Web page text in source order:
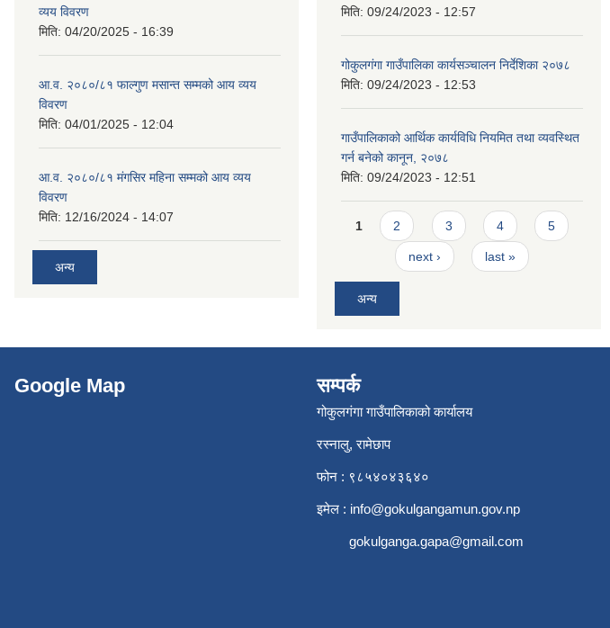
व्यय विवरण
मिति: 04/20/2025 - 16:39
आ.व. २०८०/८१ फाल्गुण मसान्त सम्मको आय व्यय
विवरण
मिति: 04/01/2025 - 12:04
आ.व. २०८०/८१ मंगसिर महिना सम्मको आय व्यय
विवरण
मिति: 12/16/2024 - 14:07
अन्य
मिति: 09/24/2023 - 12:57
गोकुलगंगा गाउँपालिका कार्यसञ्चालन निर्देशिका २०७८
मिति: 09/24/2023 - 12:53
गाउँपालिकाको आर्थिक कार्यविधि नियमित तथा व्यवस्थित
गर्न बनेको कानून, २०७८
मिति: 09/24/2023 - 12:51
Pages
1 2 3 4 5
next › last »
अन्य
Google Map सम्पर्क
गोकुलगंगा गाउँपालिकाको कार्यालय
रस्नालु, रामेछाप
फोन : ९८५४०४३६४०
इमेल : info@gokulgangamun.gov.np
gokulganga.gapa@gmail.com